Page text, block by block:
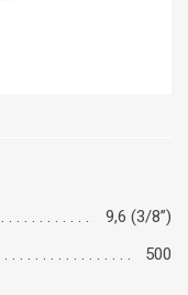
9,6 (3/8”)
500